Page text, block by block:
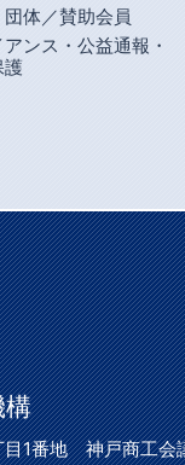
体／賛助会員
ンス・公益通報・
護
1番地 神戸商工会